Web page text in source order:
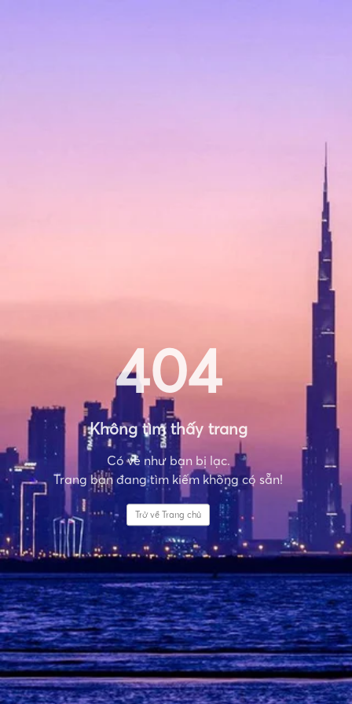
404
Không tìm thấy trang
Có vẻ như bạn bị lạc.
Trang bạn đang tìm kiếm không có sẵn!
Trở về Trang chủ